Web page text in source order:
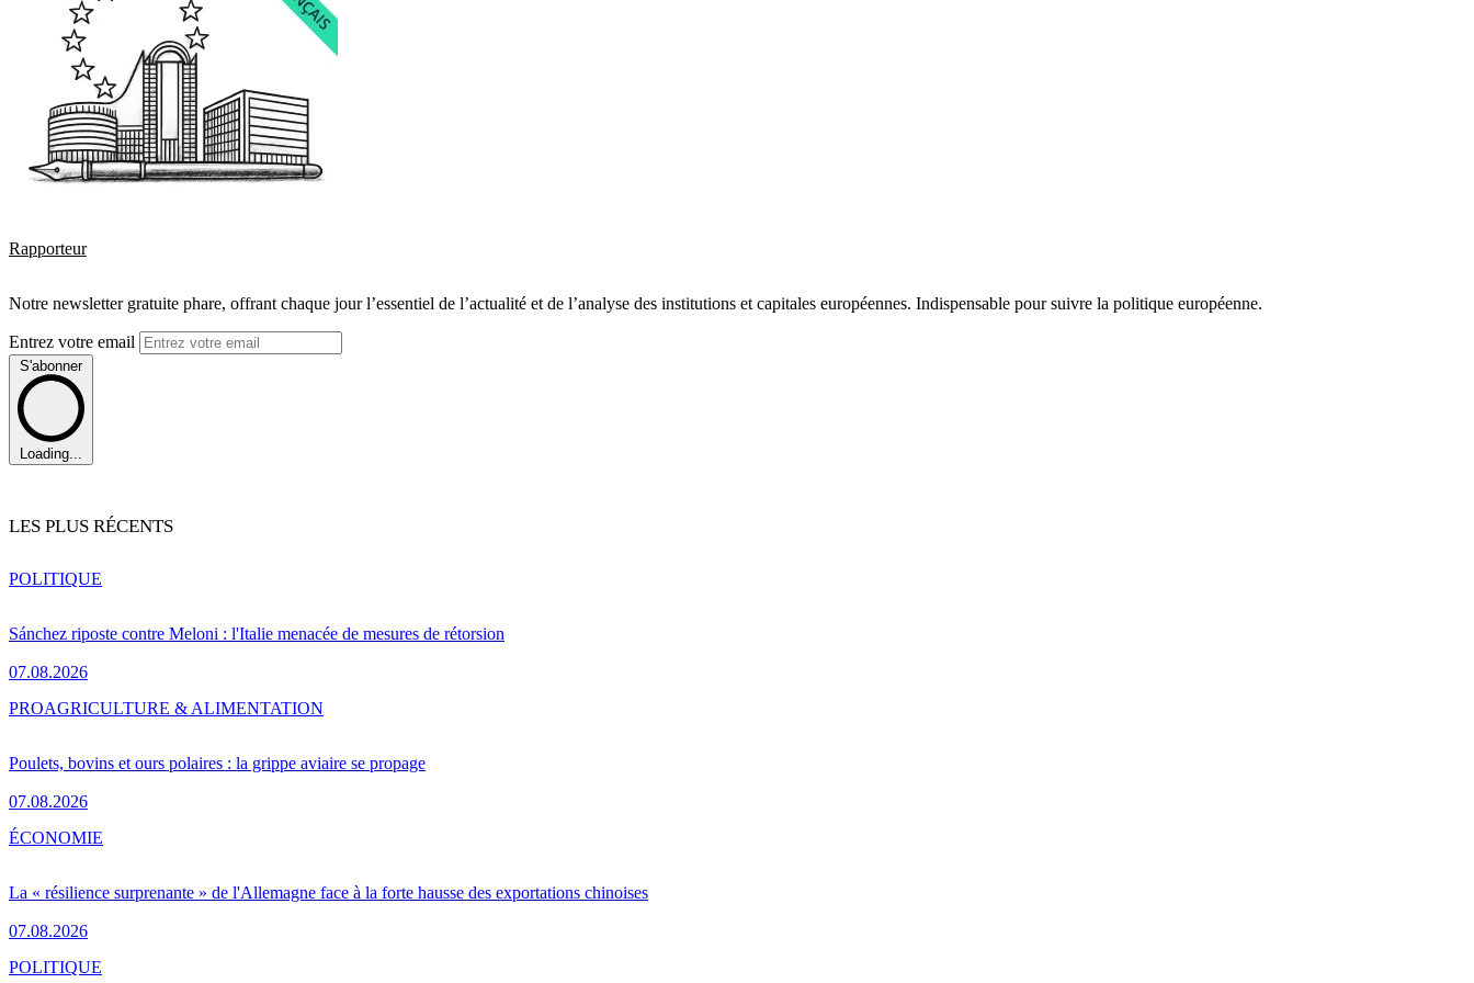
Rapporteur
Notre newsletter gratuite phare, offrant chaque jour l’essentiel de l’actualité et de l’analyse des institutions et capitales européennes. Indispensable pour suivre la politique européenne.
Entrez votre email
S'abonner
Loading...
LES PLUS RÉCENTS
Sánchez riposte contre Meloni : l'Italie menacée de mesures de rétorsion
07.08.2026
POLITIQUE
Poulets, bovins et ours polaires : la grippe aviaire se propage
07.08.2026
PROAGRICULTURE & ALIMENTATION
La « résilience surprenante » de l'Allemagne face à la forte hausse des exportations chinoises
07.08.2026
ÉCONOMIE
POLITIQUE